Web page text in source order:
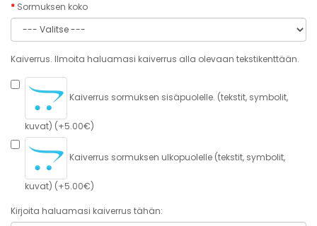
Sormuksen koko
Kaiverrus. Ilmoita haluamasi kaiverrus alla olevaan tekstikenttään.
Kaiverrus sormuksen sisäpuolelle. (tekstit, symbolit,
kuvat) (+5.00€)
Kaiverrus sormuksen ulkopuolelle (tekstit, symbolit,
kuvat) (+5.00€)
Kirjoita haluamasi kaiverrus tähän: